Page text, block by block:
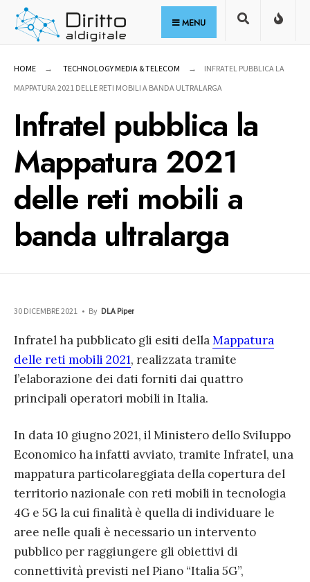
Skip
MENU
HOME TECHNOLOGY MEDIA & TELECOM
INFRATEL PUBBLICA LA
MAPPATURA 2021 DELLE RETI MOBILI A BANDA ULTRALARGA
Infratel pubblica la
Mappatura 2021
delle reti mobili a
banda ultralarga
30 DICEMBRE 2021 • By DLA Piper
Infratel ha pubblicato gli esiti dellaMappatura
delle reti mobili 2021, realizzata tramite
l’elaborazione dei dati forniti dai quattro
principali operatori mobili in Italia.
In data 10 giugno 2021, il Ministero dello Sviluppo
Economico ha infatti avviato, tramite Infratel, una
mappatura particolareggiata della copertura del
territorio nazionale con reti mobili in tecnologia
4G e 5G la cui finalità è quella di individuare le
aree nelle quali è necessario un intervento
pubblico per raggiungere gli obiettivi di
connettività previsti nel Piano “Italia 5G”,